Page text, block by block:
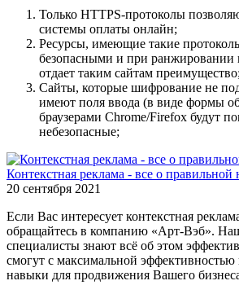
Только HTTPS-протоколы
системы оплаты онлайн;
Ресурсы, имеющие такие
безопасными и при ранжировании
отдает таким сайтам преимущество;
Сайты, которые шифрование не
имеют поля ввода (в виде формы
браузерами Chrome/Firefox будут
небезопасные;
Контекстная реклама - все о правильной
20 сентября 2021
Если Вас интересует контекстная
обращайтесь в компанию «Арт-Вэб».
специалисты знают всё об этом
смогут с максимальной
навыки для продвижения Вашего